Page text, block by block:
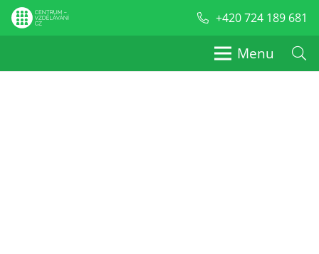
+420 724 189 681
Menu